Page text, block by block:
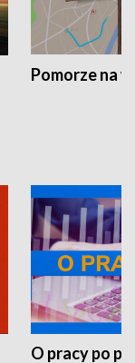
Pomorze na
O pracy po